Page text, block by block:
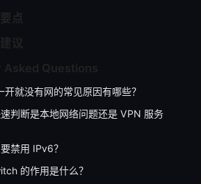
开就没有网的常见原因有哪些？
判断是本地网络问题还是 VPN 服务
禁用 IPv6？
的作用是什么？